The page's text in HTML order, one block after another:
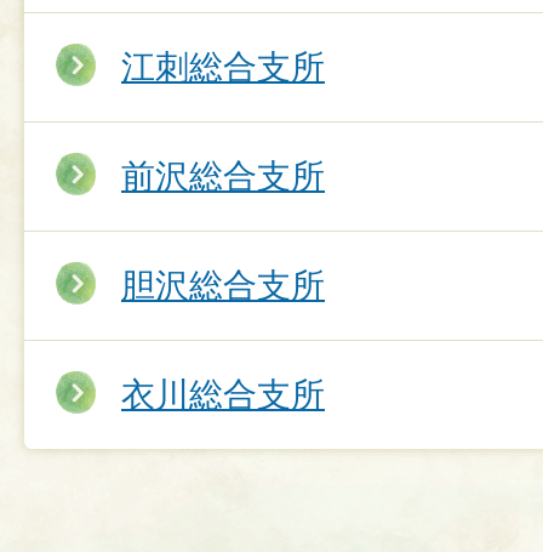
江刺総合支所
前沢総合支所
胆沢総合支所
衣川総合支所